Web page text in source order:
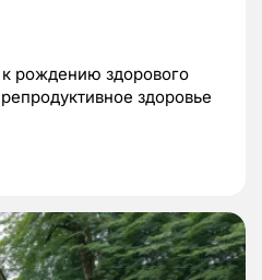
рождению здорового
здоровье